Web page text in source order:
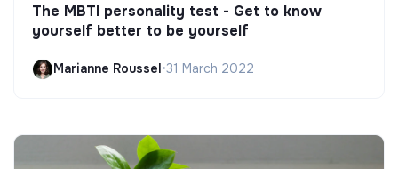
The MBTI personality test - Get to know
yourself better to be yourself
Marianne Roussel•31 March 2022